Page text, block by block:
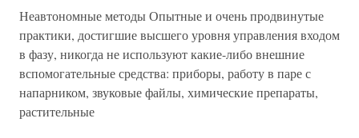
Неавтономные методы Опытные и очень продвинутые
практики, достигшие высшего уровня управления входом
в фазу, никогда не используют какие-либо внешние
вспомогательные средства: приборы, работу в паре с
напарником, звуковые файлы, химические препараты,
растительные